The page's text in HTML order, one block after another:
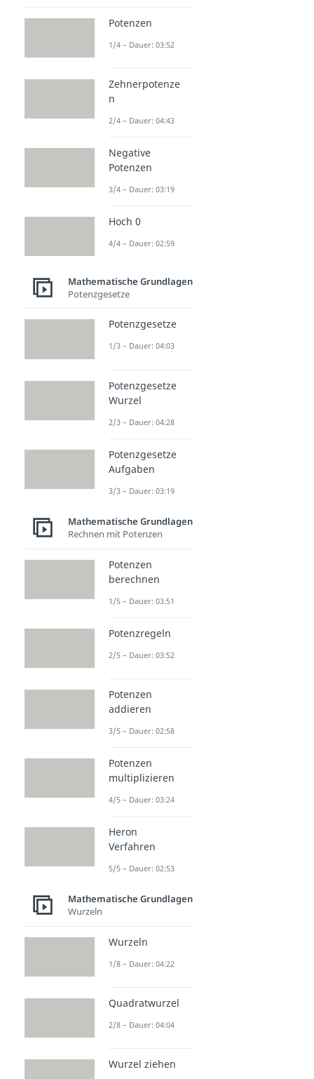
Potenzen
1/4 – Dauer: 03:52
Zehnerpotenze
n
2/4 – Dauer: 04:43
Negative
Potenzen
3/4 – Dauer: 03:19
Hoch 0
4/4 – Dauer: 02:59
Mathematische Grundlagen
Potenzgesetze
Potenzgesetze
1/3 – Dauer: 04:03
Potenzgesetze
Wurzel
2/3 – Dauer: 04:28
Potenzgesetze
Aufgaben
3/3 – Dauer: 03:19
Mathematische Grundlagen
Rechnen mit Potenzen
Potenzen
berechnen
1/5 – Dauer: 03:51
Potenzregeln
2/5 – Dauer: 03:52
Potenzen
addieren
3/5 – Dauer: 02:58
Potenzen
multiplizieren
4/5 – Dauer: 03:24
Heron
Verfahren
5/5 – Dauer: 02:53
Mathematische Grundlagen
Wurzeln
Wurzeln
1/8 – Dauer: 04:22
Quadratwurzel
2/8 – Dauer: 04:04
Wurzel ziehen